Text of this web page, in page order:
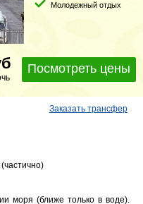
Молодежный отдых
Посмотреть цены
Заказать трансфер
моря (ближе только в воде).